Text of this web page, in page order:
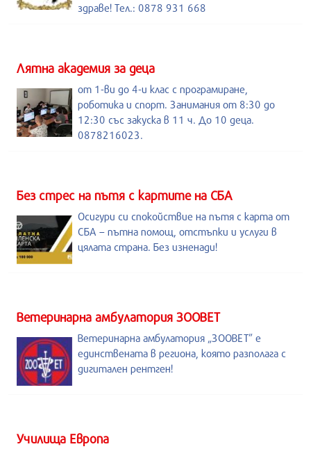
здраве! Тел.: 0878 931 668
Лятна академия за деца
от 1-ви до 4-и клас с програмиране,
роботика и спорт. Занимания от 8:30 до
12:30 със закуска в 11 ч. До 10 деца.
0878216023.
Без стрес на пътя с картите на СБА
Осигури си спокойствие на пътя с карта от
СБА – пътна помощ, отстъпки и услуги в
цялата страна. Без изненади!
Ветеринарна амбулатория ЗООВЕТ
Ветеринарна амбулатория „ЗООВЕТ” е
единствената в региона, която разполага с
дигитален рентген!
Училища Европа